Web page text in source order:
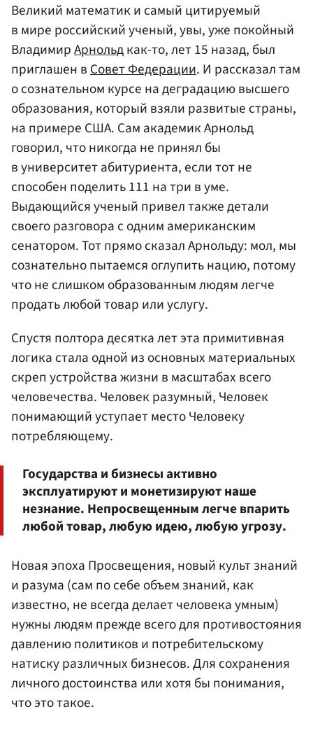
Великий математик и самый цитируемый
в мире российский ученый, увы, уже покойный
ВладимирАрнольдкак-то, лет 15 назад, был
приглашен вСовет Федерации. И рассказал там
о сознательном курсе на деградацию высшего
образования, который взяли развитые страны,
на примере США. Сам академик Арнольд
говорил, что никогда не принял бы
в университет абитуриента, если тот не
способен поделить 111 на три в уме.
Выдающийся ученый привел также детали
своего разговора с одним американским
сенатором. Тот прямо сказал Арнольду: мол, мы
сознательно пытаемся оглупить нацию, потому
что не слишком образованным людям легче
продать любой товар или услугу.
Спустя полтора десятка лет эта примитивная
логика стала одной из основных материальных
скреп устройства жизни в масштабах всего
человечества. Человек разумный, Человек
понимающий уступает место Человеку
потребляющему.
Государства и бизнесы активно
эксплуатируют и монетизируют наше
незнание. Непросвещенным легче впарить
любой товар, любую идею, любую угрозу.
Новая эпоха Просвещения, новый культ знаний
и разума (сам по себе объем знаний, как
известно, не всегда делает человека умным)
нужны людям прежде всего для противостояния
давлению политиков и потребительскому
натиску различных бизнесов. Для сохранения
личного достоинства или хотя бы понимания,
что это такое.